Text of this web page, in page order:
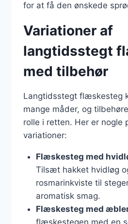
for at få den ønskede
Variationer af
langtidsstegt
med tilbehør
Langtidsstegt flæskesteg
mange måder, og
rolle i retten. Her er nogle
variationer:
Flæskesteg med
Tilsæt hakket hvidløg
rosmarinkviste til
aromatisk smag.
Flæskesteg med
flæskestegen med en